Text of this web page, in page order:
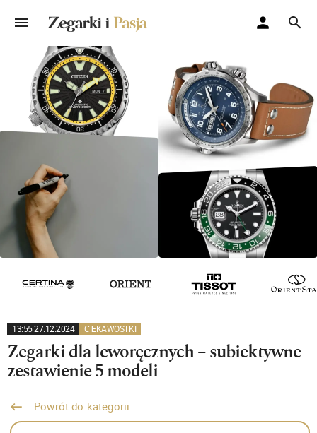
13:55 27.12.2024 CIEKAWOSTKI
Zegarki dla leworęcznych – subiektywne
zestawienie 5 modeli
Powrót do kategorii